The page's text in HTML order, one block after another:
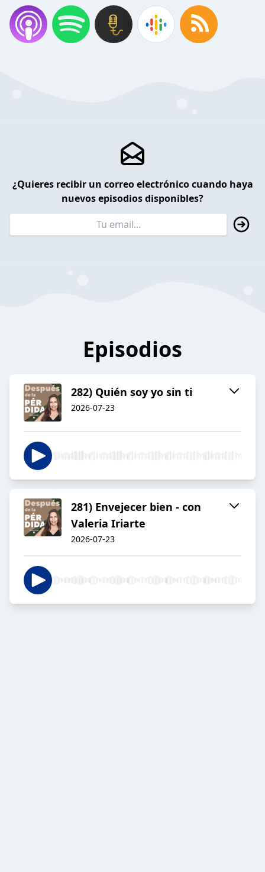
¿Quieres recibir un correo electrónico cuando haya
nuevos episodios disponibles?
Episodios
282) Quién soy yo sin ti
2026-07-23
281) Envejecer bien - con
Valeria Iriarte
2026-07-23